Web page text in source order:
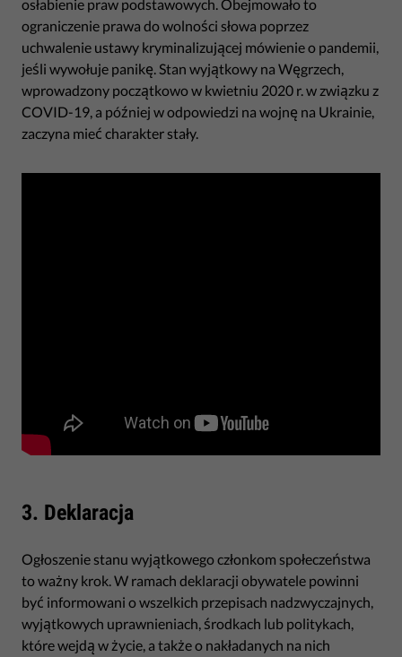
osłabienie praw podstawowych. Obejmowało to
ograniczenie prawa do wolności słowa poprzez
uchwalenie ustawy kryminalizującej mówienie o pandemii,
jeśli wywołuje panikę. Stan wyjątkowy na Węgrzech,
wprowadzony początkowo w kwietniu 2020 r. w związku z
COVID-19, a później w odpowiedzi na wojnę na Ukrainie,
zaczyna mieć charakter stały.
3. Deklaracja
Ogłoszenie stanu wyjątkowego członkom społeczeństwa
to ważny krok. W ramach deklaracji obywatele powinni
być informowani o wszelkich przepisach nadzwyczajnych,
wyjątkowych uprawnieniach, środkach lub politykach,
które wejdą w życie, a także o nakładanych na nich